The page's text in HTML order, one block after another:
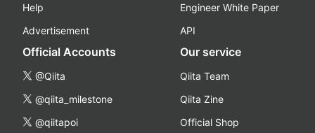
Help
Advertisement
Engineer White Paper
API
Official Accounts
@Qiita
@qiita_milestone
@qiitapoi
Our service
Qiita Team
Qiita Zine
Official Shop